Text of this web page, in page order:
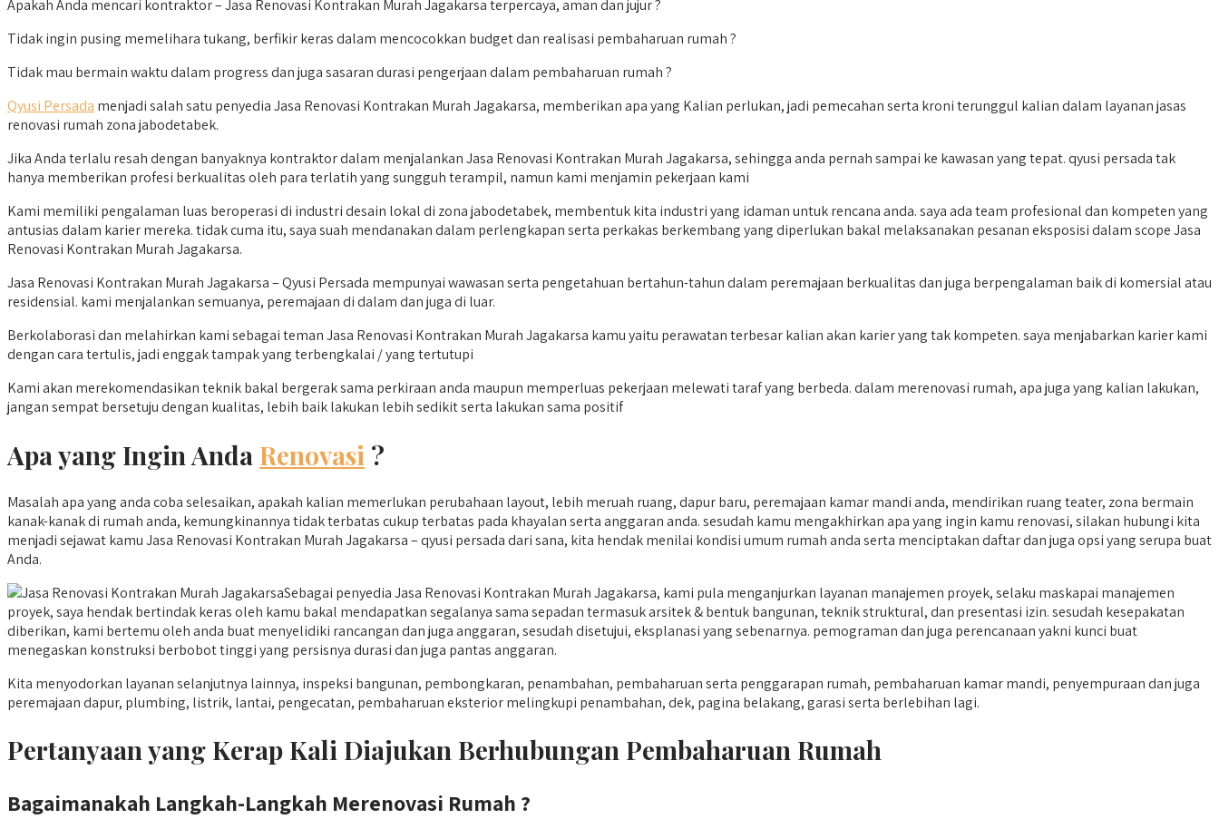
Apakah Anda mencari kontraktor – Jasa Renovasi Kontrakan Murah Jagakarsa terpercaya, aman dan jujur ?
Tidak ingin pusing memelihara tukang, berfikir keras dalam mencocokkan budget dan realisasi pembaharuan rumah ?
Tidak mau bermain waktu dalam progress dan juga sasaran durasi pengerjaan dalam pembaharuan rumah ?
Qyusi Persada menjadi salah satu penyedia Jasa Renovasi Kontrakan Murah Jagakarsa, memberikan apa yang Kalian perlukan, jadi pemecahan serta kroni terunggul kalian dalam layanan jasas
renovasi rumah zona jabodetabek.
Jika Anda terlalu resah dengan banyaknya kontraktor dalam menjalankan Jasa Renovasi Kontrakan Murah Jagakarsa, sehingga anda pernah sampai ke kawasan yang tepat. qyusi persada tak
hanya memberikan profesi berkualitas oleh para terlatih yang sungguh terampil, namun kami menjamin pekerjaan kami
Kami memiliki pengalaman luas beroperasi di industri desain lokal di zona jabodetabek, membentuk kita industri yang idaman untuk rencana anda. saya ada team profesional dan kompeten yang
antusias dalam karier mereka. tidak cuma itu, saya suah mendanakan dalam perlengkapan serta perkakas berkembang yang diperlukan bakal melaksanakan pesanan eksposisi dalam scope Jasa
Renovasi Kontrakan Murah Jagakarsa.
Jasa Renovasi Kontrakan Murah Jagakarsa – Qyusi Persada mempunyai wawasan serta pengetahuan bertahun-tahun dalam peremajaan berkualitas dan juga berpengalaman baik di komersial atau
residensial. kami menjalankan semuanya, peremajaan di dalam dan juga di luar.
Berkolaborasi dan melahirkan kami sebagai teman Jasa Renovasi Kontrakan Murah Jagakarsa kamu yaitu perawatan terbesar kalian akan karier yang tak kompeten. saya menjabarkan karier kami
dengan cara tertulis, jadi enggak tampak yang terbengkalai / yang tertutupi
Kami akan merekomendasikan teknik bakal bergerak sama perkiraan anda maupun memperluas pekerjaan melewati taraf yang berbeda. dalam merenovasi rumah, apa juga yang kalian lakukan,
jangan sempat bersetuju dengan kualitas, lebih baik lakukan lebih sedikit serta lakukan sama positif
Apa yang Ingin Anda Renovasi ?
Masalah apa yang anda coba selesaikan, apakah kalian memerlukan perubahaan layout, lebih meruah ruang, dapur baru, peremajaan kamar mandi anda, mendirikan ruang teater, zona bermain
kanak-kanak di rumah anda, kemungkinannya tidak terbatas cukup terbatas pada khayalan serta anggaran anda. sesudah kamu mengakhirkan apa yang ingin kamu renovasi, silakan hubungi kita
menjadi sejawat kamu Jasa Renovasi Kontrakan Murah Jagakarsa – qyusi persada dari sana, kita hendak menilai kondisi umum rumah anda serta menciptakan daftar dan juga opsi yang serupa buat
Anda.
Sebagai penyedia Jasa Renovasi Kontrakan Murah Jagakarsa, kami pula menganjurkan layanan manajemen proyek, selaku maskapai manajemen
proyek, saya hendak bertindak keras oleh kamu bakal mendapatkan segalanya sama sepadan termasuk arsitek & bentuk bangunan, teknik struktural, dan presentasi izin. sesudah kesepakatan
diberikan, kami bertemu oleh anda buat menyelidiki rancangan dan juga anggaran, sesudah disetujui, eksplanasi yang sebenarnya. pemograman dan juga perencanaan yakni kunci buat
menegaskan konstruksi berbobot tinggi yang persisnya durasi dan juga pantas anggaran.
Kita menyodorkan layanan selanjutnya lainnya, inspeksi bangunan, pembongkaran, penambahan, pembaharuan serta penggarapan rumah, pembaharuan kamar mandi, penyempuraan dan juga
peremajaan dapur, plumbing, listrik, lantai, pengecatan, pembaharuan eksterior melingkupi penambahan, dek, pagina belakang, garasi serta berlebihan lagi.
Pertanyaan yang Kerap Kali Diajukan Berhubungan Pembaharuan Rumah
Bagaimanakah Langkah-Langkah Merenovasi Rumah ?